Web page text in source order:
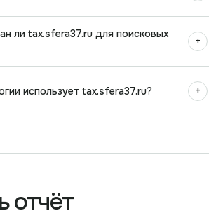
ли tax.sfera37.ru для поисковых
+
использует tax.sfera37.ru? +
отчёт